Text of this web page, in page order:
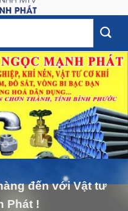
đến với Vật tư
Phát !